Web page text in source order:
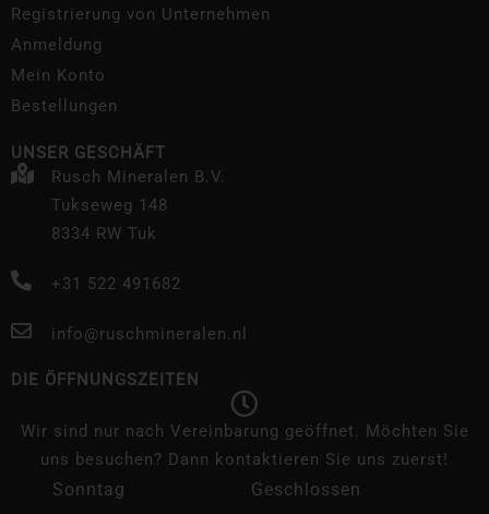
Registrierung von Unternehmen
Anmeldung
Mein Konto
Bestellungen
UNSER GESCHÄFT
Rusch Mineralen B.V.
Tukseweg 148
8334 RW Tuk
+31 522 491682
info@ruschmineralen.nl
DIE ÖFFNUNGSZEITEN
Wir sind nur nach Vereinbarung geöffnet. Möchten Sie
uns besuchen? Dann kontaktieren Sie uns zuerst!
Sonntag
Geschlossen